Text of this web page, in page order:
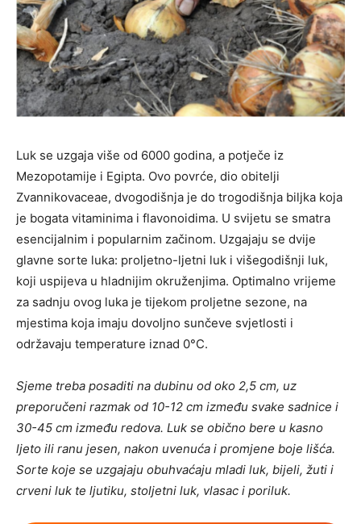
Luk se uzgaja više od 6000 godina, a potječe iz
Mezopotamije i Egipta. Ovo povrće, dio obitelji
Zvannikovaceae, dvogodišnja je do trogodišnja biljka koja
je bogata vitaminima i flavonoidima. U svijetu se smatra
esencijalnim i popularnim začinom. Uzgajaju se dvije
glavne sorte luka: proljetno-ljetni luk i višegodišnji luk,
koji uspijeva u hladnijim okruženjima. Optimalno vrijeme
za sadnju ovog luka je tijekom proljetne sezone, na
mjestima koja imaju dovoljno sunčeve svjetlosti i
održavaju temperature iznad 0°C.
Sjeme treba posaditi na dubinu od oko 2,5 cm, uz
preporučeni razmak od 10-12 cm između svake sadnice i
30-45 cm između redova. Luk se obično bere u kasno
ljeto ili ranu jesen, nakon uvenuća i promjene boje lišća.
Sorte koje se uzgajaju obuhvaćaju mladi luk, bijeli, žuti i
crveni luk te ljutiku, stoljetni luk, vlasac i poriluk.